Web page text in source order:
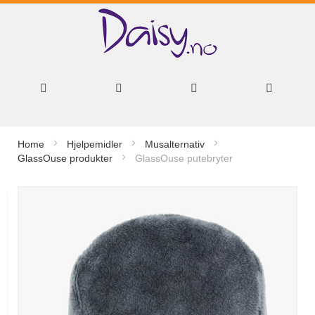
Home Hjelpemidler
Musalternativ
GlassOuse produkter
GlassOuse putebryter